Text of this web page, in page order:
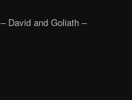
David and Goliath –